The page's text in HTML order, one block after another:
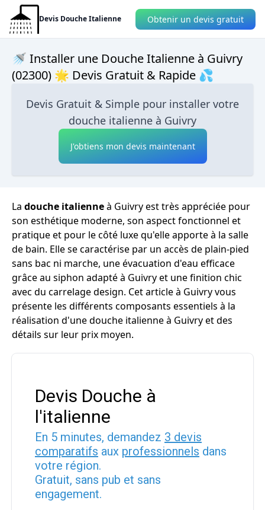
Devis Douche Italienne Obtenir un devis gratuit
🚿 Installer une Douche Italienne à Guivry
(02300) 🌟 Devis Gratuit & Rapide 💦
Devis Gratuit & Simple pour installer votre
douche italienne à Guivry
J'obtiens mon devis maintenant
La douche italienneà Guivry est très appréciée pour
son esthétique moderne, son aspect fonctionnel et
pratique et pour le côté luxe qu'elle apporte à la salle
de bain. Elle se caractérise par un accès de plain-pied
sans bac ni marche, une évacuation d'eau efficace
grâce au siphon adapté à Guivry et une finition chic
avec du carrelage design. Cet article à Guivry vous
présente les différents composants essentiels à la
réalisation d'une douche italienne à Guivry et des
détails sur leur prix moyen.
Devis Douche à
l'italienne
En 5 minutes, demandez 3 devis
comparatifs aux professionnels dans
votre région.
Gratuit, sans pub et sans
engagement.